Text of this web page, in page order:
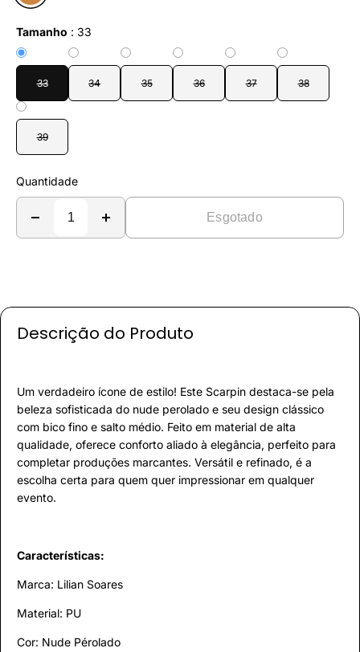
Tamanho : 33
33 34 35 36 37 38
39
Quantidade
Esgotado
Descrição do Produto
Um verdadeiro ícone de estilo! Este Scarpin destaca-se pela
beleza sofisticada do nude perolado e seu design clássico
com bico fino e salto médio. Feito em material de alta
qualidade, oferece conforto aliado à elegância, perfeito para
completar produções marcantes. Versátil e refinado, é a
escolha certa para quem quer impressionar em qualquer
evento.
Características:
Marca: Lilian Soares
Material: PU
Cor: Nude Pérolado